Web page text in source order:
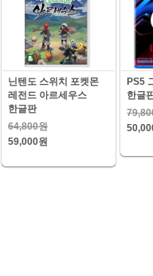
닌텐도 스위치 포켓몬
레전드 아르세우스
한글판
64,800원
59,000원
PS5
한글